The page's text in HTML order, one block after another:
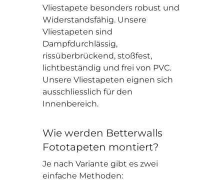
Vliestapete besonders robust und
Widerstandsfähig. Unsere
Vliestapeten sind
Dampfdurchlässig,
rissüberbrückend, stoßfest,
lichtbeständig und frei von PVC.
Unsere Vliestapeten eignen sich
ausschliesslich für den
Innenbereich.
Wie werden Betterwalls
Fototapeten montiert?
Je nach Variante gibt es zwei
einfache Methoden: